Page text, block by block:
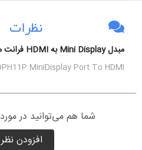
نظرات
مبدل Mini Display به HDMI فرانت مدل FN-MDPH11P
MiniDisplay Port To HDMI )
شما هم می‌توانید در
افزودن